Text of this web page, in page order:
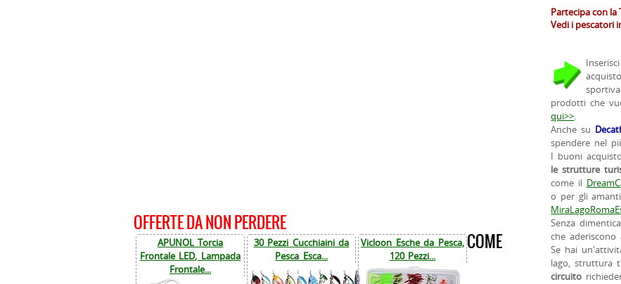
OFFERTE DA NON PERDERE
APUNOL Torcia
Frontale LED, Lampada
Frontale...
30 Pezzi Cucchiaini da
Pesca Esca...
Vicloon Esche da Pesca,
120 Pezzi...
COME
Partecipa con
Vedi i pescatori
prodotti che
qui>>.
Anche su
spendere nel
I buoni
le strutture
come il
o per gli
Senza
che
Se hai
lago, struttura
circuito